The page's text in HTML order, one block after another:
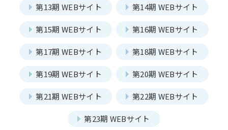
第13期 WEBサイト 第14期 WEBサイト
第15期 WEBサイト 第16期 WEBサイト
第17期 WEBサイト 第18期 WEBサイト
第19期 WEBサイト 第20期 WEBサイト
第21期 WEBサイト 第22期 WEBサイト
第23期 WEBサイト